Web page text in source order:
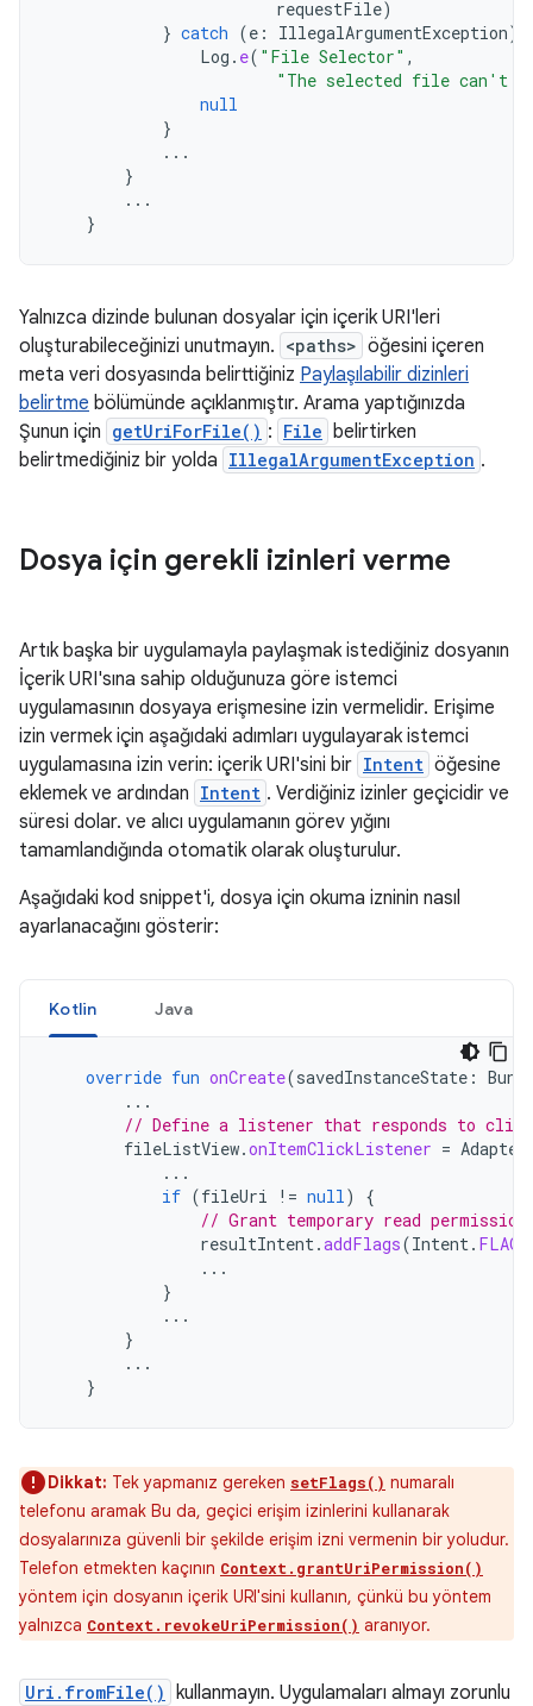
requestFile)
} catch (e : IllegalArgumentException)
Log . e( "File Selector" ,
"The selected file can't
null
}
...
}
...
}
Yalnızca dizinde bulunan dosyalar için içerik URI'leri
oluşturabileceğinizi unutmayın. <paths> öğesini içeren
meta veri dosyasında belirttiğiniz Paylaşılabilir dizinleri
belirtme bölümünde açıklanmıştır. Arama yaptığınızda
Şunun için getUriForFile() : File belirtirken
belirtmediğiniz bir yolda IllegalArgumentException .
Dosya için gerekli izinleri verme
Artık başka bir uygulamayla paylaşmak istediğiniz dosyanın
İçerik URI'sına sahip olduğunuza göre istemci
uygulamasının dosyaya erişmesine izin vermelidir. Erişime
izin vermek için aşağıdaki adımları uygulayarak istemci
uygulamasına izin verin: içerik URI'sini bir Intent öğesine
eklemek ve ardından Intent . Verdiğiniz izinler geçicidir ve
süresi dolar. ve alıcı uygulamanın görev yığını
tamamlandığında otomatik olarak oluşturulur.
Aşağıdaki kod snippet'i, dosya için okuma izninin nasıl
ayarlanacağını gösterir:
Kotlin Java
override fun onCreate(savedInstanceState :
...
// Define a listener that responds to
fileListView.onItemClickListener =
...
if (fileUri != null)
{
// Grant temporary read
resultIntent.addFlags(Intent.
...
}
...
}
...
}
Dikkat: Tek yapmanız gereken setFlags() numaralı
telefonu aramak Bu da, geçici erişim izinlerini kullanarak
dosyalarınıza güvenli bir şekilde erişim izni vermenin bir yoludur.
Telefon etmekten kaçının Context.grantUriPermission()
yöntem için dosyanın içerik URI'sini kullanın, çünkü bu yöntem
yalnızca Context.revokeUriPermission() aranıyor.
Uri.fromFile() kullanmayın. Uygulamaları almayı zorunlu